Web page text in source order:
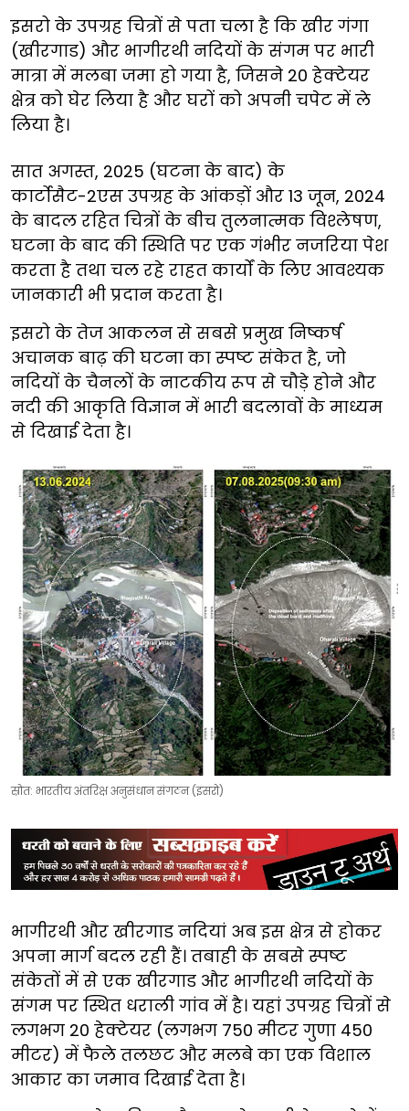
इसरो के उपग्रह चित्रों से पता चला है कि खीर गंगा
(खीरगाड) और भागीरथी नदियों के संगम पर भारी
मात्रा में मलबा जमा हो गया है, जिसने 20 हेक्टेयर
क्षेत्र को घेर लिया है और घरों को अपनी चपेट में ले
लिया है।
सात अगस्त, 2025 (घटना के बाद) के
कार्टोसैट-2एस उपग्रह के आंकड़ों और 13 जून, 2024
के बादल रहित चित्रों के बीच तुलनात्मक विश्लेषण,
घटना के बाद की स्थिति पर एक गंभीर नजरिया पेश
करता है तथा चल रहे राहत कार्यों के लिए आवश्यक
जानकारी भी प्रदान करता है।
इसरो के तेज आकलन से सबसे प्रमुख निष्कर्ष
अचानक बाढ़ की घटना का स्पष्ट संकेत है, जो
नदियों के चैनलों के नाटकीय रूप से चौड़े होने और
नदी की आकृति विज्ञान में भारी बदलावों के माध्यम
से दिखाई देता है।
स्रोत: भारतीय अंतरिक्ष अनुसंधान संगठन (इसरो)
भागीरथी और खीरगाड नदियां अब इस क्षेत्र से होकर
अपना मार्ग बदल रही हैं। तबाही के सबसे स्पष्ट
संकेतों में से एक खीरगाड और भागीरथी नदियों के
संगम पर स्थित धराली गांव में है। यहां उपग्रह चित्रों से
लगभग 20 हेक्टेयर (लगभग 750 मीटर गुणा 450
मीटर) में फैले तलछट और मलबे का एक विशाल
आकार का जमाव दिखाई देता है।